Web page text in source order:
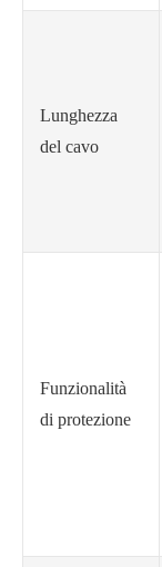
Lunghezza
del cavo
Funzionalità
di protezione